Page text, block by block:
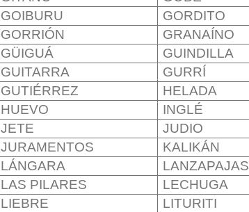
GOIBURU
GORDITO
GORRIÓN
GRANAÍNO
GÜIGUÁ
GUINDILLA
GUITARRA
GURRÍ
GUTIÉRREZ
HELADA
HUEVO
INGLÉ
JETE
JUDIO
JURAMENTOS
KALIKÁN
LÁNGARA
LANZAPAJAS
LAS PILARES
LECHUGA
LIEBRE
LITURITI